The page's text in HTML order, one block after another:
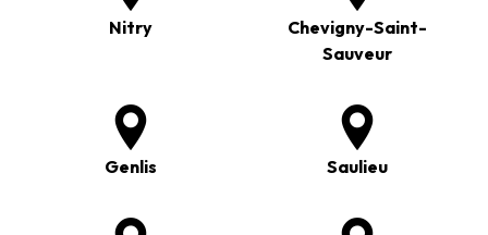
Nitry
Chevigny-Saint-
Sauveur
Genlis Saulieu